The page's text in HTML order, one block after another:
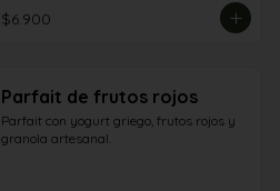
$6.900
Parfait de frutos rojos
Parfait con yogurt griego, frutos rojos y
granola artesanal.